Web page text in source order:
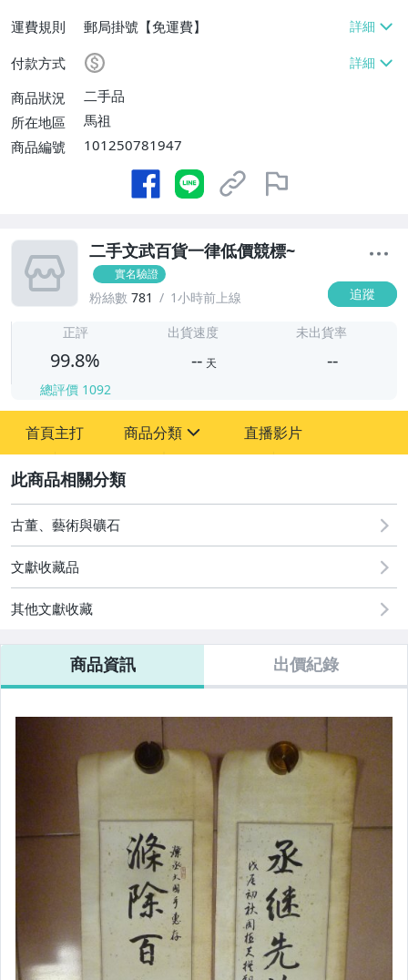
運費規則
郵局掛號【免運費】
付款方式
商品狀況
二手品
所在地區
馬祖
商品編號
101250781947
二手文武百貨一律低價競標~
實名驗證
粉絲數 781 1小時前上線 追蹤
正評
99.8%
總評價 1092
出貨速度
-- 天
未出貨率
--
首頁主打 商品分類
古董、藝術與礦石
玩具、模型與公仔
直播影片
古董、藝術與礦石
文獻收藏品
其他文獻收藏
商品資訊 出價紀錄